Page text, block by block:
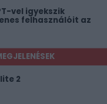
vel igyekszik
felhasználóit az
2